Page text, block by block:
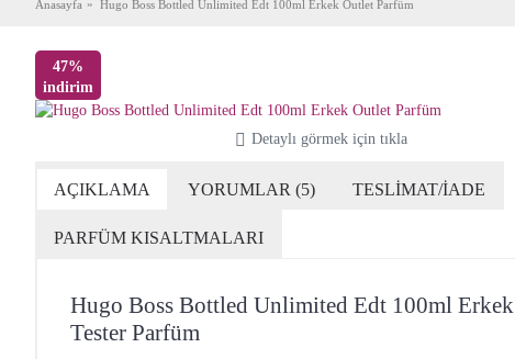
Anasayfa Hugo Boss Bottled Unlimited Edt 100ml Erkek Outlet Parfüm
47%
indirim
Detaylı görmek için tıkla
AÇIKLAMA YORUMLAR (5) TESLİMAT/İADE
PARFÜM KISALTMALARI
Hugo Boss Bottled Unlimited Edt 100ml Erkek
Tester Parfüm